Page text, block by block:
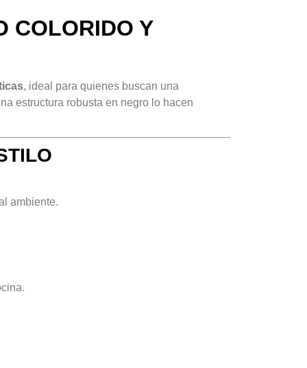
COLORIDO Y
, ideal para quienes buscan una
estructura robusta en negro lo hacen
ambiente.